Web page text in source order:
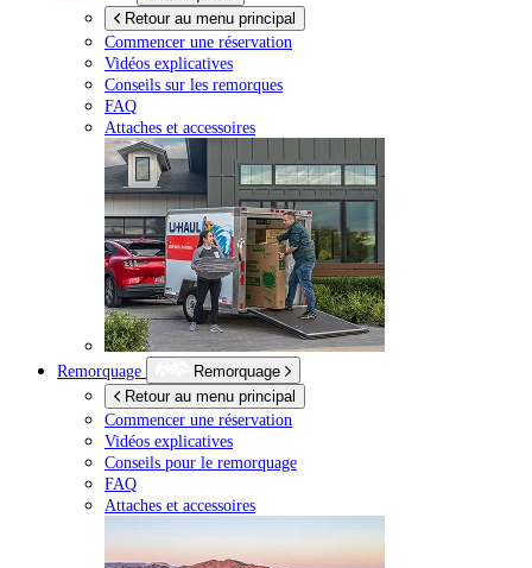
Retour au menu principal
Commencer une réservation
Vidéos explicatives
Conseils sur les remorques
FAQ
Attaches et accessoires
Remorquage
Remorquage
Retour au menu principal
Commencer une réservation
Vidéos explicatives
Conseils pour le remorquage
FAQ
Attaches et accessoires